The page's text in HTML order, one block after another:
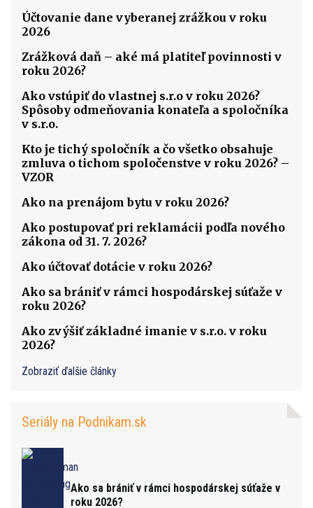
Účtovanie dane vyberanej zrážkou v roku
2026
Zrážková daň – aké má platiteľ povinnosti v
roku 2026?
Ako vstúpiť do vlastnej s.r.o v roku 2026?
Spôsoby odmeňovania konateľa a spoločníka
v s.r.o.
Kto je tichý spoločník a čo všetko obsahuje
zmluva o tichom spoločenstve v roku 2026? –
VZOR
Ako na prenájom bytu v roku 2026?
Ako postupovať pri reklamácii podľa nového
zákona od 31. 7. 2026?
Ako účtovať dotácie v roku 2026?
Ako sa brániť v rámci hospodárskej súťaže v
roku 2026?
Ako zvýšiť základné imanie v s.r.o. v roku
2026?
Zobraziť ďalšie články
Seriály na Podnikam.sk
Ako sa brániť v rámci hospodárskej súťaže v
roku 2026?